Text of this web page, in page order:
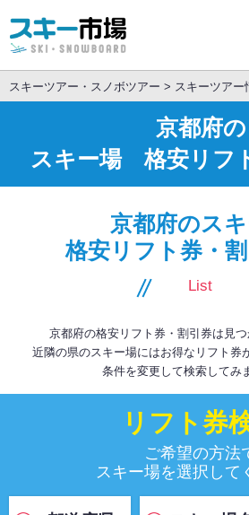
スキーツアー
スキー市場情報局
格安リフト券情報
閉じる
スキーツアー・スノボツアー > スキーツアー
京都府の
スキー場 格安リフ
京都府のス
格安リフト券・
List
京都府の格安リフト券・割引券は見
近隣の県のスキー場にはお得なリフト券
条件を変更して検索してみ
リフト券
ご希望の方法
スキー場を選択して